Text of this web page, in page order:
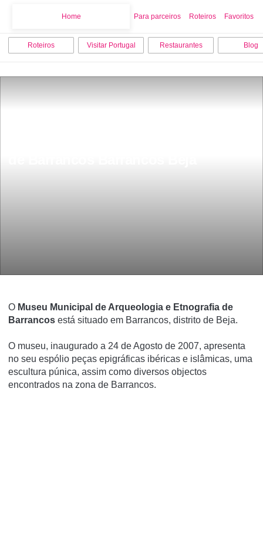
Home Para parceiros Roteiros Favoritos
Roteiros Visitar Portugal Restaurantes Blog
O Museu Municipal de Arqueologia e Etnografia de
Barrancos está situado em Barrancos, distrito de Beja.
O museu, inaugurado a 24 de Agosto de 2007, apresenta
no seu espólio peças epigráficas ibéricas e islâmicas, uma
escultura púnica, assim como diversos objectos
encontrados na zona de Barrancos.